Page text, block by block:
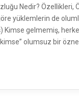
Nedir? Özellikleri,
yüklemlerin de
Kimse gelmemiş,
olumsuz bir